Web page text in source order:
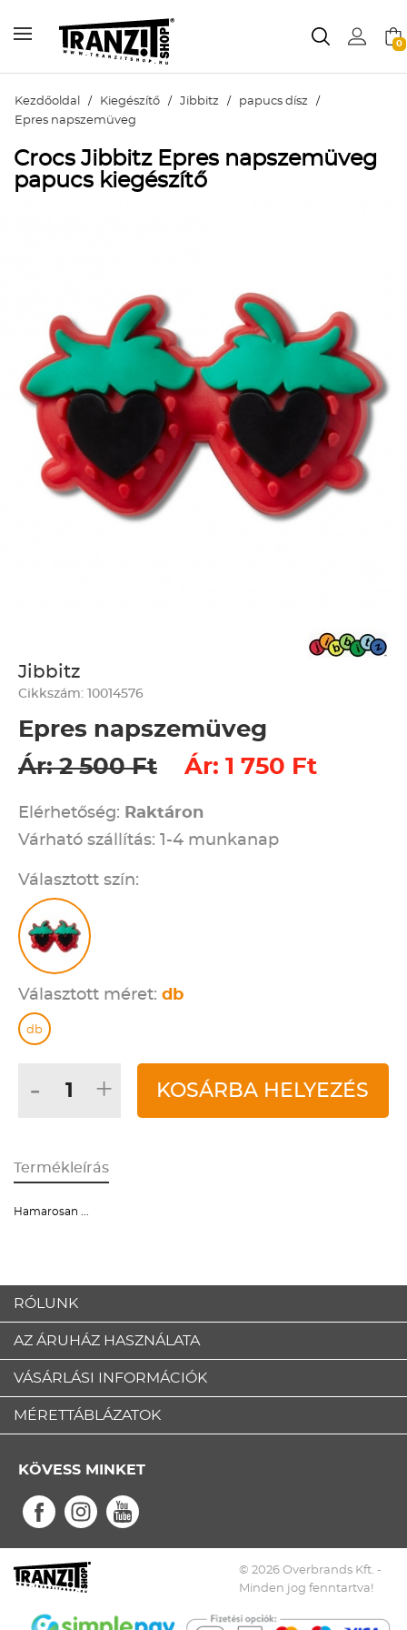
0
Kezdőoldal / Kiegészítő / Jibbitz / papucs dísz /
Epres napszemüveg
Crocs Jibbitz Epres napszemüveg
papucs kiegészítő
Jibbitz
Cikkszám: 10014576
Epres napszemüveg
Ár: 2 500 Ft
Ár: 1 750 Ft
Elérhetőség: Raktáron
Várható szállítás: 1-4 munkanap
Választott szín:
Választott méret: db
db
- + KOSÁRBA HELYEZÉS
Termékleírás
Hamarosan ...
RÓLUNK
AZ ÁRUHÁZ HASZNÁLATA
VÁSÁRLÁSI INFORMÁCIÓK
MÉRETTÁBLÁZATOK
KÖVESS MINKET
© 2026 Overbrands Kft. -
Minden jog fenntartva!